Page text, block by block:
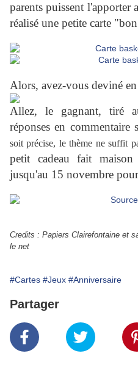
parents puissent
réalisé une petite carte
Alors, avez-vous deviné
Allez, le gagnant, tiré
réponses en commentaire
soit précise, le thème ne suffit
petit cadeau fait
jusqu'au 15 novembre
Credits : Papiers Clairefontaine et
le net
#Cartes #Jeux #Anniversaire
Partager